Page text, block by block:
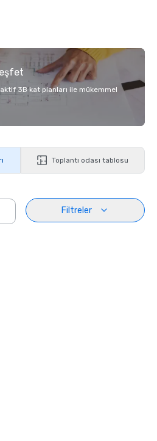
3B kat planları ile mükemmel
Toplantı odası tablosu
Filtreler